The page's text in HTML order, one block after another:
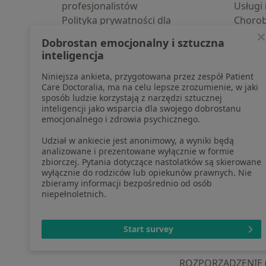
profesjonalistów
Polityka prywatności dla
pozyskaliśmy samodzielnie
Polityka cookies
Jak działają wyniki wyszukiwania
Dostępność
O nas
Praca Rekrutujemy!
Partnerzy
Centrum prasowe
Kontakt
Pomoc
Blog
otwiera się w
otwiera
Dobrostan emocjonalny i sztuczna
inteligencja
Niniejsza ankieta, przygotowana przez zespół Patient
Care Doctoralia, ma na celu lepsze zrozumienie, w jaki
sposób ludzie korzystają z narzędzi sztucznej
inteligencji jako wsparcia dla swojego dobrostanu
emocjonalnego i zdrowia psychicznego.
Udział w ankiecie jest anonimowy, a wyniki będą
analizowane i prezentowane wyłącznie w formie
zbiorczej. Pytania dotyczące nastolatków są skierowane
wyłącznie do rodziców lub opiekunów prawnych. Nie
zbieramy informacji bezpośrednio od osób
niepełnoletnich.
Start survey